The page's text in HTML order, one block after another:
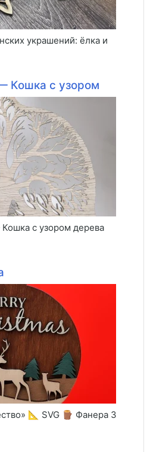
украшений: ёлка и
Кошка с узором
с узором дерева
📐 SVG 🪵 Фанера 3